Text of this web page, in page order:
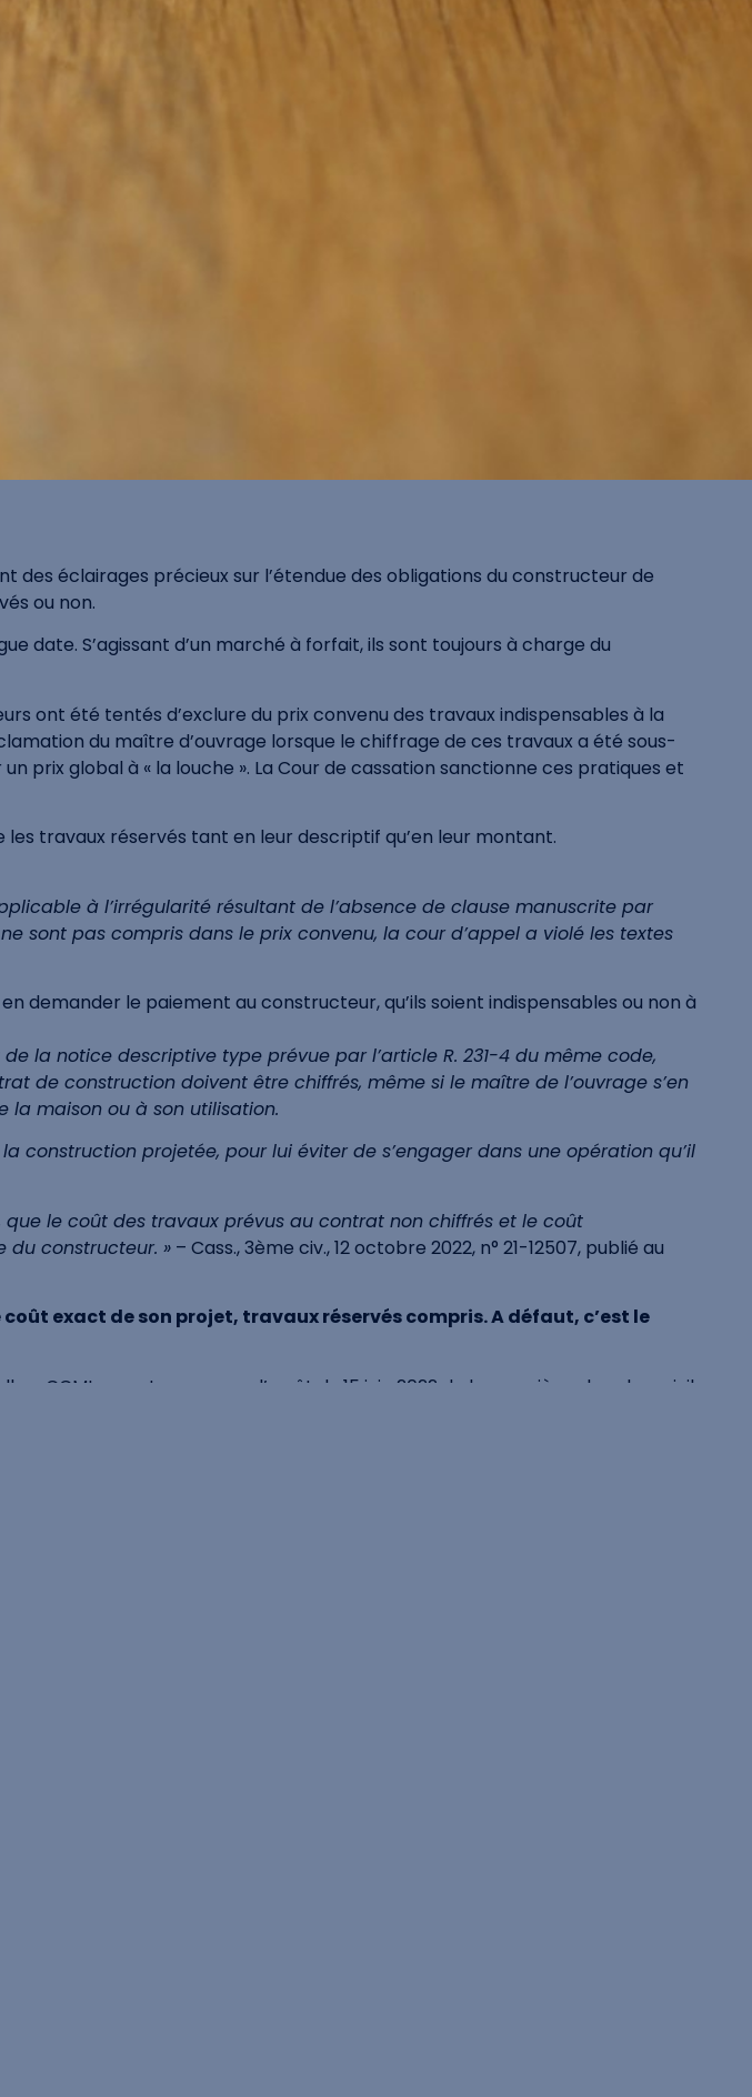
éclairages précieux sur l’étendue des obligations du constructeur de
ou non.
date. S’agissant d’un marché à forfait, ils sont toujours à charge du
ont été tentés d’exclure du prix convenu des travaux indispensables à la
du maître d’ouvrage lorsque le chiffrage de ces travaux a été sous-
prix global à « la louche ». La Cour de cassation sanctionne ces pratiques et
travaux réservés tant en leur descriptif qu’en leur montant.
à l’irrégularité résultant de l’absence de clause manuscrite par
sont pas compris dans le prix convenu, la cour d’appel a violé les textes
demander le paiement au constructeur, qu’ils soient indispensables ou non à
la notice descriptive type prévue par l’article R. 231-4 du même code,
de construction doivent être chiffrés, même si le maître de l’ouvrage s’en
la maison ou à son utilisation.
construction projetée, pour lui éviter de s’engager dans une opération qu’il
le coût des travaux prévus au contrat non chiffrés et le coût
du constructeur. » – Cass., 3ème civ., 12 octobre 2022, n° 21-12507, publié au
exact de son projet, travaux réservés compris. A défaut, c’est le
CCMI, on notera encore l’arrêt du 15 juin 2022 de la première chambre civile